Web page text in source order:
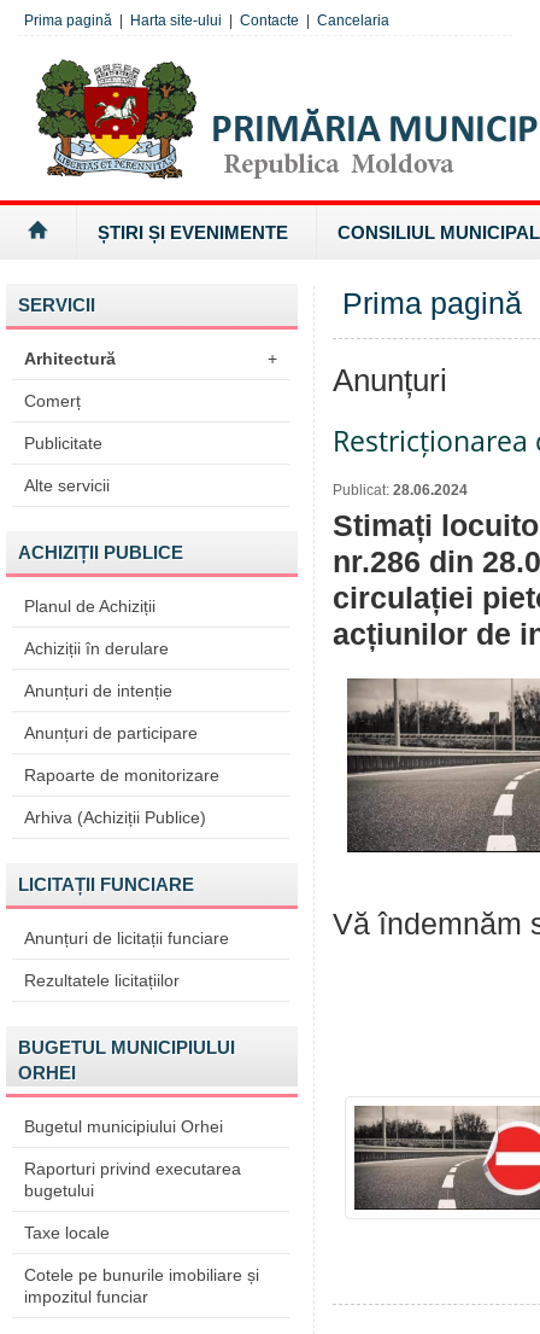
Prima pagină Harta site-ului Contacte Cancelaria
ȘTIRI ȘI EVENIMENTE CONSILIUL MUNICIPAL
SERVICII
Arhitectură +
Comerț
Publicitate
Alte servicii
ACHIZIȚII PUBLICE
Planul de Achiziții
Achiziții în derulare
Anunțuri de intenție
Anunțuri de participare
Rapoarte de monitorizare
Arhiva (Achiziții Publice)
LICITAȚII FUNCIARE
Anunțuri de licitații funciare
Rezultatele licitațiilor
BUGETUL MUNICIPIULUI
ORHEI
Bugetul municipiului Orhei
Raporturi privind executarea
bugetului
Taxe locale
Cotele pe bunurile imobiliare și
impozitul funciar
Prima pagină
Anunțuri
Publicat: 28.06.2024
Stimați
nr.286 din
circulației
acțiunilor de
Vă îndemnăm